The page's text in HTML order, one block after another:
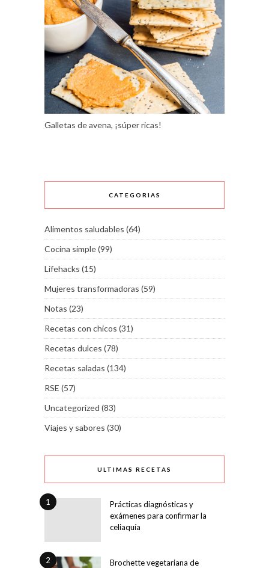
Galletas de avena, ¡súper ricas!
CATEGORIAS
Alimentos saludables (64)
Cocina simple(99)
Lifehacks (15)
Mujeres transformadoras (59)
Notas (23)
Recetas con chicos (31)
Recetas dulces (78)
Recetas saladas (134)
RSE (57)
Uncategorized (83)
Viajes y sabores (30)
ULTIMAS RECETAS
1
Prácticas diagnósticas y
exámenes para confirmar la
celiaquía
2
Brochette vegetariana de